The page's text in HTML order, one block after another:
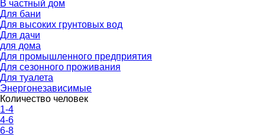
В частный дом
Для бани
Для высоких грунтовых вод
Для дачи
для дома
Для промышленного предприятия
Для сезонного проживания
Для туалета
Энергонезависимые
Количество человек
1-4
4-6
6-8